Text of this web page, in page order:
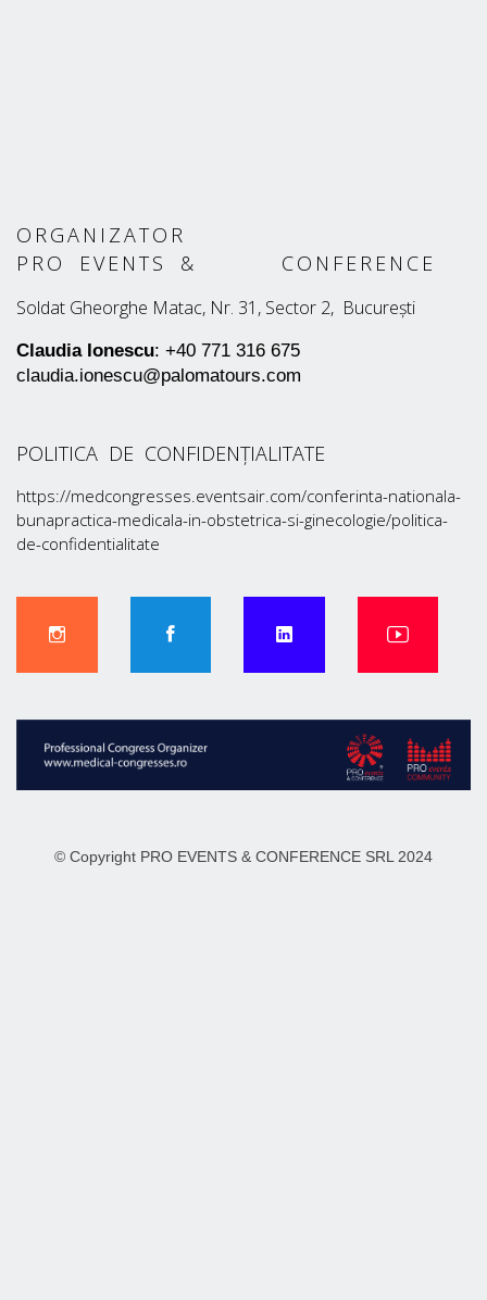
ORGANIZATOR
PRO EVENTS & CONFERENCE
Soldat Gheorghe Matac, Nr. 31, Sector 2, București
Claudia Ionescu: +40 771 316 675
claudia.ionescu@palomatours.com
POLITICA DE CONFIDENȚIALITATE
https://medcongresses.eventsair.com/conferinta-nationala-
bunapractica-medicala-in-obstetrica-si-ginecologie/politica-
de-confidentialitate
© Copyright PRO EVENTS & CONFERENCE SRL 2024